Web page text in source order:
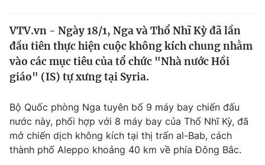
Thế giới
Tin tức
Thế giới đó đây
Câu chuyện quốc tế
Kinh tế
Thị trường
Góc doanh nghiệp
Dữ liệu và đời sống
Truyền hình
VTV.vn - Ngày 18/1, Nga và Thổ Nhĩ Kỳ đã lần
đầu tiên thực hiện cuộc không kích chung nhằm
vào các mục tiêu của tổ chức "Nhà nước Hồi
giáo" (IS) tự xưng tại Syria.
Bộ Quốc phòng Nga tuyên bố 9 máy bay chiến đấu
nước này, phối hợp với 8 máy bay của Thổ Nhĩ Kỳ, đã
mở chiến dịch không kích tại thị trấn al-Bab, cách
thành phố Aleppo khoảng 40 km về phía Đông Bắc.